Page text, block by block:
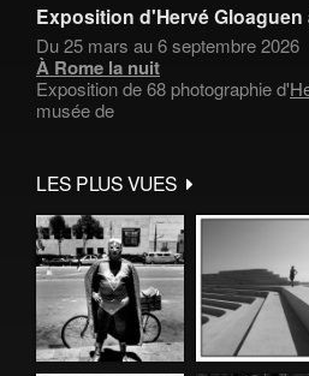
Exposition d'Hervé Gloaguen
Du 25 mars au 6 septembre 2026
À Rome la nuit
Exposition de 68 photographie d'
musée de
LES PLUS VUES